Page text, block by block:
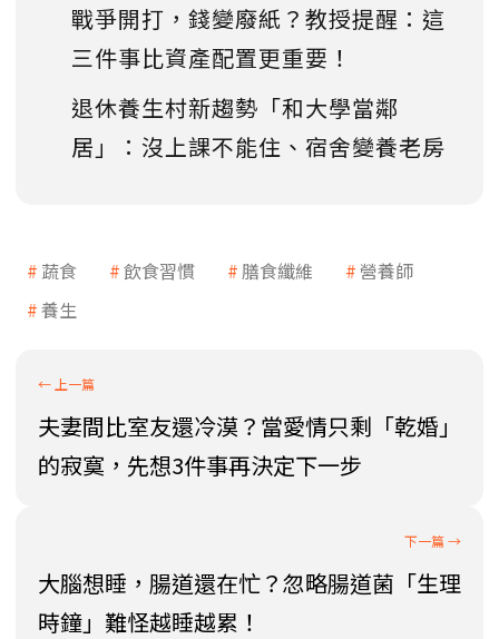
戰爭開打，錢變廢紙？教授提醒：這
三件事比資產配置更重要！
退休養生村新趨勢「和大學當鄰
居」：沒上課不能住、宿舍變養老房
蔬食 飲食習慣 膳食纖維
營養師
養生
夫妻間比室友還冷漠？當愛情只剩「乾婚」
的寂寞，先想3件事再決定下一步
大腦想睡，腸道還在忙？忽略腸道菌「生理
時鐘」難怪越睡越累！